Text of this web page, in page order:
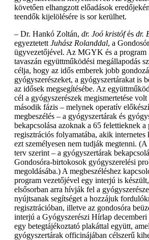
követően elhangzott előadások
teendők kijelölésére is sor kerülhet.
– Dr. Hankó Zoltán, dr. Joó kristófés dr.
egyeztetett Juhász Rolanddal, a
ügyvezetőjével. Az MGYK és a program
tavaszán együttműködési megállapodás
célja, hogy az idős emberek jobb
gyógyszerészeket, a gyógyszertárakat is
az idősek megsegítésébe. Az
cél a gyógyszerészek megismertetése
második fázis – melynek operatív
megbeszélés – a gyógyszertárak és
bekapcsolása azoknak a 65 felettieknek
regisztrációs folyamatába, akik internetes
ezt személyesen nem tudják megtenni.
terv szerint – a gyógyszertárak
Gondosóra-birtokosok gyógyszerelési
megoldásába.) A megbeszéléshez
program vezetőjével egy interjú is
elsősorban arra hívják fel a
nyújtsanak segítséget a hozzájuk
regisztrációban, illetve az gondosóra
interjú a Gyógyszerészi Hírlap decemberi
egy betegtájékoztató plakáttal együtt,
gyógyszertárak officinájában célszerű